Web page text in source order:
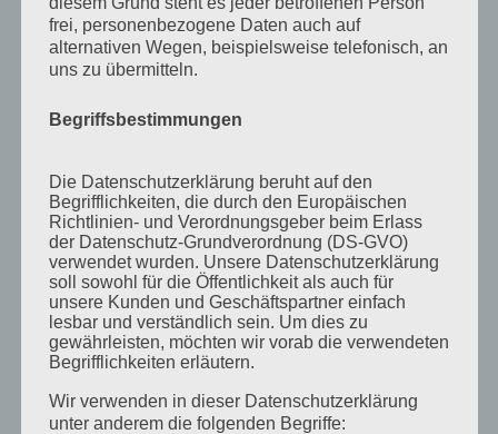
November 2011
Oktober 2011
August 2011
Juni 2011
Mai 2011
April 2011
März 2011
Februar 2011
Januar 2011
Dezember 2010
frei, personenbezogene Daten auch auf
alternativen Wegen, beispielsweise telefonisch, an
uns zu übermitteln.
Begriffsbestimmungen
Die Datenschutzerklärung beruht auf den
Begrifflichkeiten, die durch den Europäischen
Richtlinien- und Verordnungsgeber beim Erlass
der Datenschutz-Grundverordnung (DS-GVO)
verwendet wurden. Unsere Datenschutzerklärung
soll sowohl für die Öffentlichkeit als auch für
unsere Kunden und Geschäftspartner einfach
lesbar und verständlich sein. Um dies zu
gewährleisten, möchten wir vorab die verwendeten
Begrifflichkeiten erläutern.
Wir verwenden in dieser Datenschutzerklärung
unter anderem die folgenden Begriffe: